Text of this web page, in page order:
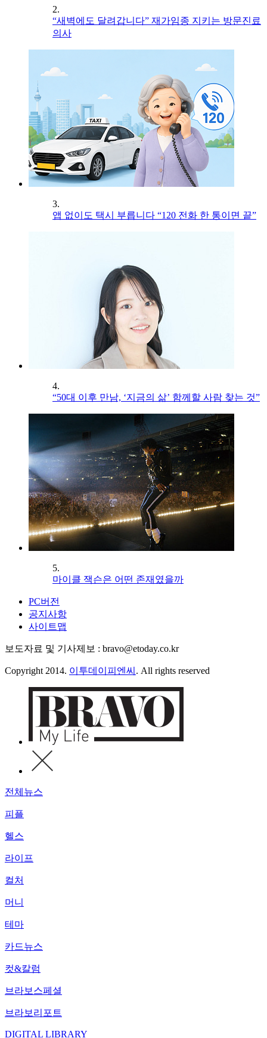
2.
“새벽에도 달려갑니다” 재가임종 지키는 방문진료
의사
3.
앱 없이도 택시 부릅니다 “120 전화 한 통이면 끝”
4.
“50대 이후 만남, ‘지금의 삶’ 함께할 사람 찾는 것”
5.
마이클 잭슨은 어떤 존재였을까
PC버전
공지사항
사이트맵
보도자료 및 기사제보 : bravo@etoday.co.kr
Copyright 2014. 이투데이피엔씨 . All rights reserved
전체뉴스
피플
헬스
라이프
컬처
머니
테마
카드뉴스
컷&칼럼
브라보스페셜
브라보리포트
DIGITAL LIBRARY